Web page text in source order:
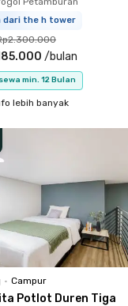
dari the h tower
/bulan
min. 12 Bulan
lebih banyak
• Campur
Potlot Duren Tiga